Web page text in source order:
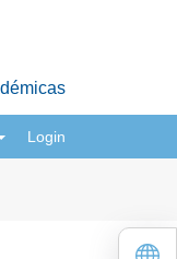
Login